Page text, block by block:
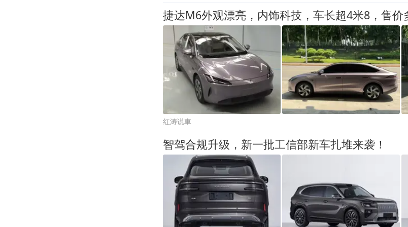
捷达M6外观漂亮，内饰科技，车长超4米8，售
红涛说車
智驾合规升级，新一批工信部新车扎堆来袭！